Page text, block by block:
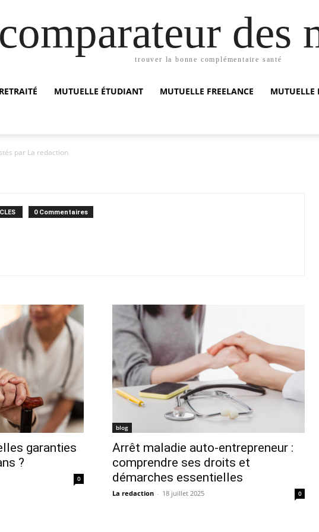
des
trouver la bonne complémentaire santé
MUTUELLE ÉTUDIANT MUTUELLE FREELANCE MUTUELLE
par La redaction
0 Commentaires
garanties
?
0
blog
Arrêt maladie auto-entrepreneur :
comprendre ses droits et
démarches essentielles
La redaction - 18 juillet 2025 0